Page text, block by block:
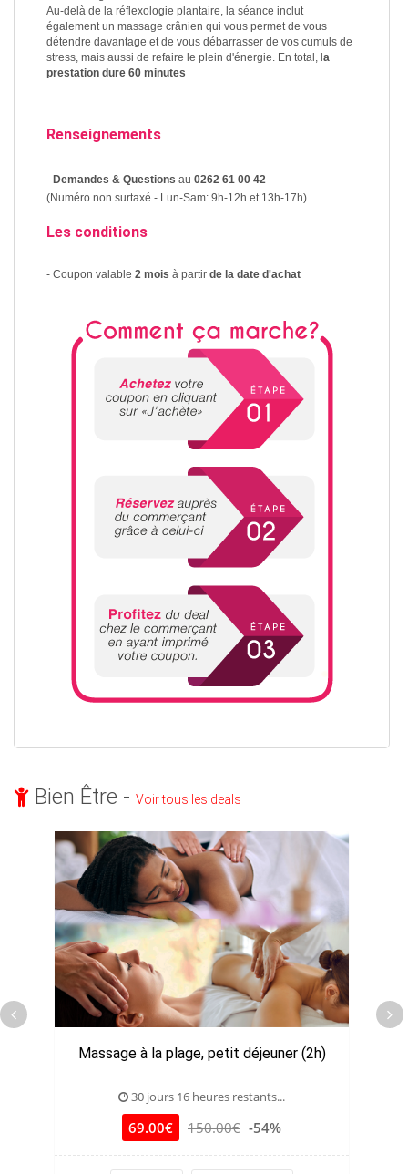
Au-delà de la réflexologie plantaire, la séance inclut
également un massage crânien qui vous permet de vous
détendre davantage et de vous débarrasser de vos cumuls de
stress, mais aussi de refaire le plein d'énergie. En total, l a
prestation dure 60 minutes
Renseignements
- Demandes & Questions au 0262 61 00 42
(Numéro non surtaxé - Lun-Sam: 9h-12h et 13h-17h)
Les conditions
- Coupon valable 2 mois à partir de la date d'achat
Bien Être - Voir tous les deals
Massage à la plage, petit déjeuner (2h)
30 jours 16 heures restants...
69.00€ 150.00€ -54%